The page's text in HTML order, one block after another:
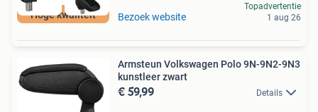
Hoge kwaliteit Bezoek website
Topadvertentie
1 aug 26
Armsteun Volkswagen Polo 9N-9N2-9N3
kunstleer zwart
€ 59,99 Details